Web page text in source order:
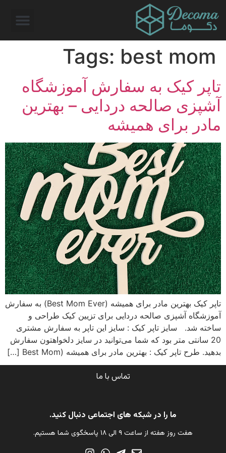
Tags: best mom
تاپر کیک به سفارش آموزشگاه
آشپزی صالحه دردایی – بهترین
مادر برای همیشه
تاپر کیک بهترین مادر برای همیشه (Best Mom Ever) به سفارش
آموزشگاه آشپزی صالحه دردایی برای تزیین کیک طراحی و
ساخته شد. سایز تاپر کیک : سایز این تاپر به سفارش مشتری
20 سانتی متر بود که شما می‌توانید در سایز دلخواهتون سفارش
بدهید. طرح‌ تاپر کیک : بهترین مادر برای همیشه (Best Mom […]
تماس با ما
ما را در شبکه های اجتماعی دنبال کنید.
هفت روز هفته از ساعت ۹ الی ۱۸ پاسخگوی شما هستیم.